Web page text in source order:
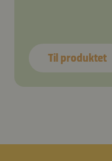
Til produktet